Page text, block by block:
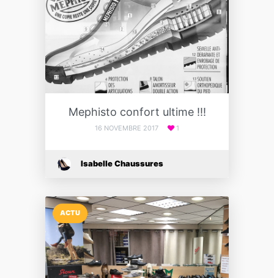
Mephisto confort ultime !!!
16 NOVEMBRE 2017 1
Isabelle Chaussures
ACTU